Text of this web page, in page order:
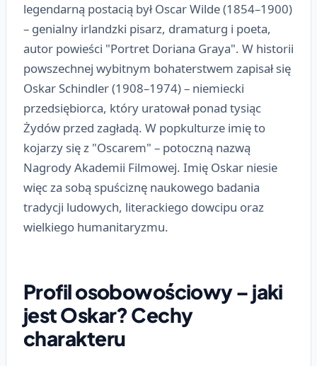
legendarną postacią był Oscar Wilde (1854–1900)
– genialny irlandzki pisarz, dramaturg i poeta,
autor powieści "Portret Doriana Graya". W historii
powszechnej wybitnym bohaterstwem zapisał się
Oskar Schindler (1908–1974) – niemiecki
przedsiębiorca, który uratował ponad tysiąc
Żydów przed zagładą. W popkulturze imię to
kojarzy się z "Oscarem" – potoczną nazwą
Nagrody Akademii Filmowej. Imię Oskar niesie
więc za sobą spuściznę naukowego badania
tradycji ludowych, literackiego dowcipu oraz
wielkiego humanitaryzmu.
Profil osobowościowy – jaki
jest Oskar? Cechy
charakteru